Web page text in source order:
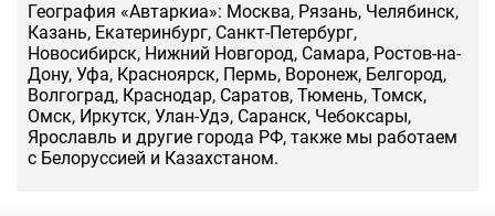
География «Автаркиа»: Москва, Рязань, Челябинск,
Казань, Екатеринбург, Санкт-Петербург,
Новосибирск, Нижний Новгород, Самара, Ростов-на-
Дону, Уфа, Красноярск, Пермь, Воронеж, Белгород,
Волгоград, Краснодар, Саратов, Тюмень, Томск,
Омск, Иркутск, Улан-Удэ, Саранск, Чебоксары,
Ярославль и другие города РФ, также мы работаем
с Белоруссией и Казахстаном.